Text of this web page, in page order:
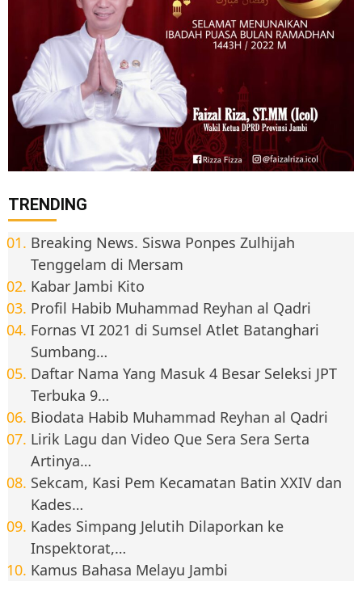
TRENDING
Breaking News. Siswa Ponpes Zulhijah
Tenggelam di Mersam
Kabar Jambi Kito
Profil Habib Muhammad Reyhan al Qadri
Fornas VI 2021 di Sumsel Atlet Batanghari
Sumbang…
Daftar Nama Yang Masuk 4 Besar Seleksi JPT
Terbuka 9…
Biodata Habib Muhammad Reyhan al Qadri
Lirik Lagu dan Video Que Sera Sera Serta
Artinya…
Sekcam, Kasi Pem Kecamatan Batin XXIV dan
Kades…
Kades Simpang Jelutih Dilaporkan ke
Inspektorat,…
Kamus Bahasa Melayu Jambi